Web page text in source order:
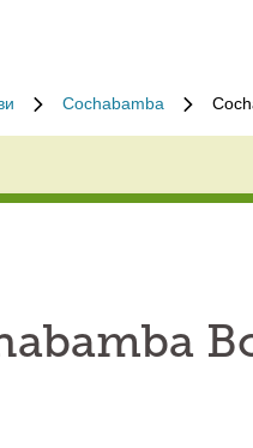
Cochabamba